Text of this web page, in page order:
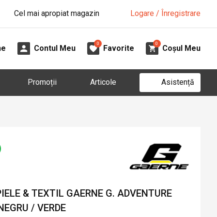
Cel mai apropiat magazin Logare / Înregistrare
Contul Meu
0
Favorite
0
Coșul Meu
Promoții Articole Asistență
& TEXTIL GAERNE G. ADVENTURE
/ VERDE